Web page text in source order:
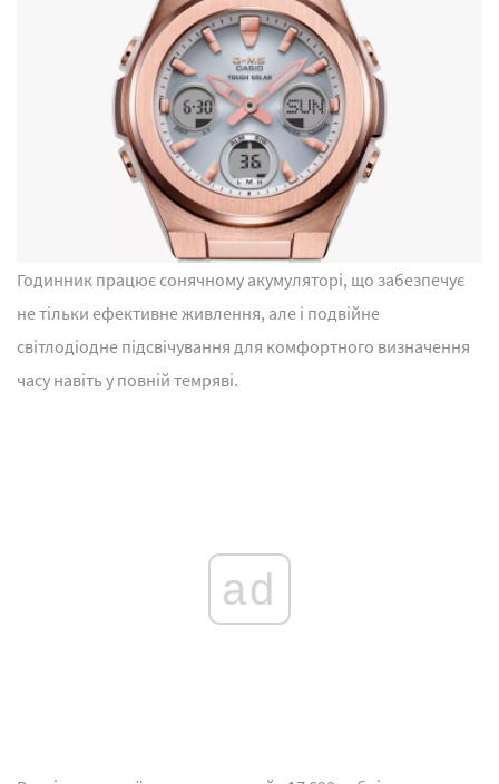
Годинник працює сонячному акумуляторі, що забезпечує
не тільки ефективне живлення, але і подвійне
світлодіодне підсвічування для комфортного визначення
часу навіть у повній темряві.
ad